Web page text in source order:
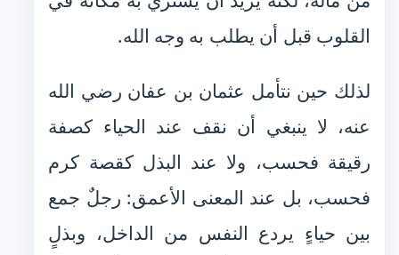
القلوب قبل أن يطلب به وجه الله.
لذلك حين نتأمل عثمان بن عفان رضي الله
عنه، لا ينبغي أن نقف عند الحياء كصفة
رقيقة فحسب، ولا عند البذل كقصة كرم
فحسب، بل عند المعنى الأعمق: رجلٌ جمع
بين حياءٍ يردع النفس من الداخل، وبذلٍ